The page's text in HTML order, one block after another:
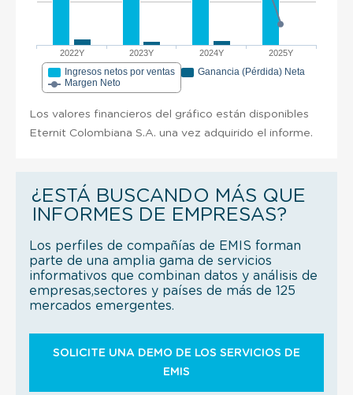
2022Y 2023Y 2024Y 2025Y
Ingresos netos por ventas
Ganancia (Pérdida) Neta
Margen Neto
Los valores financieros del gráfico están disponibles
Eternit Colombiana S.A. una vez adquirido el informe.
¿ESTÁ BUSCANDO MÁS QUE
INFORMES DE EMPRESAS?
Los perfiles de compañías de EMIS forman
parte de una amplia gama de servicios
informativos que combinan datos y análisis de
empresas,sectores y países de más de 125
mercados emergentes.
SOLICITE UNA DEMO DE LOS SERVICIOS DE
EMIS